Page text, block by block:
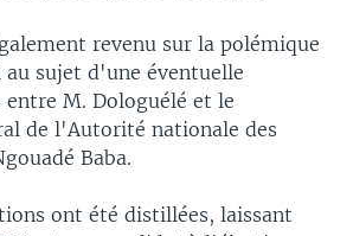
revenu sur la polémique
au sujet d'une éventuelle
entre M. Dologuélé et le
de l'Autorité nationale des
Baba.
ont été distillées, laissant